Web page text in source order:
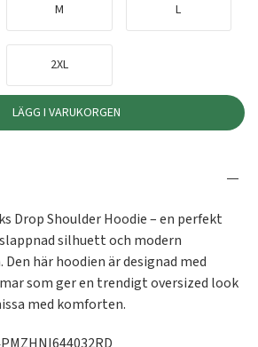
M L
2XL
LÄGG I VARUKORGEN
Drop Shoulder Hoodie – en perfekt
silhuett och modern
här hoodien är designad med
som ger en trendigt oversized look
med komforten.